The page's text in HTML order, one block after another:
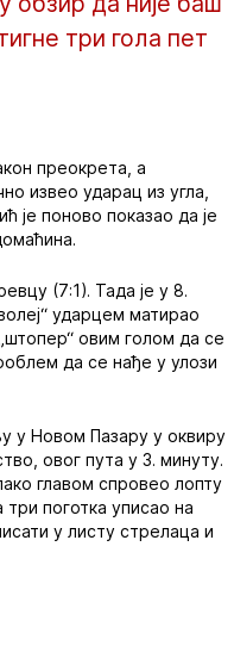
три гола пет
преокрета, а
извео ударац из угла,
је поново показао да је
(7:1). Тада је у 8.
ударцем матирао
овим голом да се
да се нађе у улози
у Новом Пазару у оквиру
овог пута у 3. минуту.
главом спровео лопту
поготка уписао на
у листу стрелаца и